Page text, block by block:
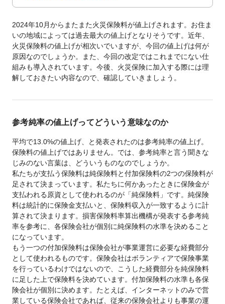
2024年10月からまたまた火災保険料が値上げされます。お住ま
いの地域によっては過去最大の値上げとなりそうです。近年、
火災保険料の値上げが相次いでいますが、今回の値上げは何が
原因なのでしょうか。また、今回の改定ではこれまでにない仕
組みも導入されています。今後、火災保険に加入する際には理
解しておきたい内容なので、確認していきましょう。
参考純率の値上げってどういう意味なのか
平均で13.0%の値上げ、と発表されたのは参考純率の値上げ。
保険料の値上げではありません。では、参考純率と言う聞きな
じみのない言葉は、どういうものなのでしょうか。
私たちが支払う保険料は純保険料と付加保険料の2つの保険料が
足されて決まっています。私たちに何かあったときに保険金が
支払われる原資として使われるのが「純保険料」です。純保険
料は統計的に保険金支払いと、保険料収入が一致するように計
算されて決まります。損害保険料率算出機構が発表する参考純
率を参考に、各保険会社が個別に純保険料の水準を決めること
になっています。
もう一つの付加保険料は保険会社が事業運営に必要な経費部分
として使われるものです。保険会社はボランティアで保険事業
を行っているわけではないので、こうした経費部分を純保険料
に足した上で保険料を決めています。付加保険料の水準も各保
険会社が個別に決めます。たとえば、インターネットのみで営
業している保険会社であれば、従来の保険会社よりも事業の運